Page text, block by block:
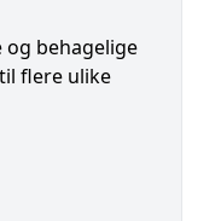
behagelige
flere ulike